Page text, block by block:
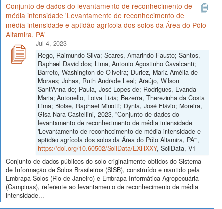
Conjunto de dados do levantamento de reconhecimento de
média intensidade 'Levantamento de reconhecimento de
média intensidade e aptidão agrícola dos solos da Área do Pólo
Altamira, PA'
Jul 4, 2023
Rego, Raimundo Silva; Soares, Amarindo Fausto; Santos,
Raphael David dos; Lima, Antonio Agostinho Cavalcanti;
Barreto, Washington de Oliveira; Duriez, Maria Amélia de
Moraes; Johas, Ruth Andrade Leal; Araújo, Wilson
Sant'Anna de; Paula, José Lopes de; Rodrigues, Evanda
Maria; Antonello, Loiva Lizia; Bezerra, Therezinha da Costa
Lima; Bloise, Raphael Minotti; Dynia, José Flávio; Moreira,
Gisa Nara Castellini, 2023, "Conjunto de dados do
levantamento de reconhecimento de média intensidade
'Levantamento de reconhecimento de média intensidade e
aptidão agrícola dos solos da Área do Pólo Altamira, PA'",
https://doi.org/10.60502/SoilData/EXHXXY, SoilData, V1
Conjunto de dados públicos do solo originalmente obtidos do Sistema
de Informação de Solos Brasileiros (SISB), construído e mantido pela
Embrapa Solos (Rio de Janeiro) e Embrapa Informática Agropecuária
(Campinas), referente ao levantamento de reconhecimento de média
intensidade...